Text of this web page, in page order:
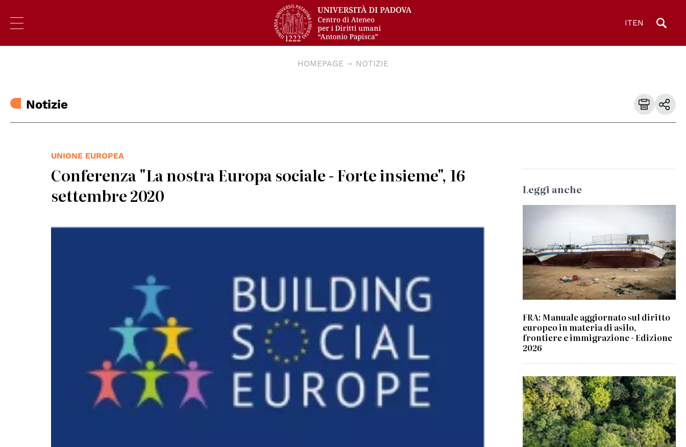
ITEN
HOMEPAGE NOTIZIE
Notizie
UNIONE EUROPEA
Conferenza "La nostra Europa sociale - Forte insieme", 16
settembre 2020
Leggi anche
FRA: Manuale aggiornato sul diritto
europeo in materia di asilo,
frontiere e immigrazione - Edizione
2026